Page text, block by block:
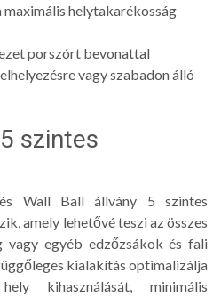
helytakarékosság
porszórt bevonattal
vagy szabadon álló
szintes
Wall Ball állvány 5 szintes
amely lehetővé teszi az összes
vagy egyéb edzőzsákok és fali
kialakítás optimalizálja
kihasználását, minimális